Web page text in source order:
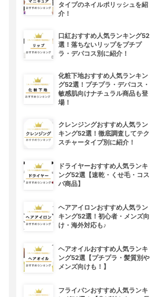
タイプのネイルポリッシュを紹
介！
口紅おすすめ人気ランキング52
選！落ちないリップをプチプ
ラ・デパコス別に紹介！
化粧下地おすすめ人気ランキン
グ52選！プチプラ・デパコス・
敏感肌向けナチュラル商品も登
場！
クレンジングおすすめ人気ラン
キング52選！徹底調査してテク
スチャータイプ別に紹介！
ドライヤーおすすめ人気ランキ
ング52選【速乾・くせ毛・コス
パ商品】
ヘアアイロンおすすめ人気ラン
キング52選！初心者・メンズ向
け・海外対応も♪
ヘアオイルおすすめ人気ランキ
ング52選【プチプラ・髪質別や
メンズ向けも！】
フライパンおすすめ人気ランキ